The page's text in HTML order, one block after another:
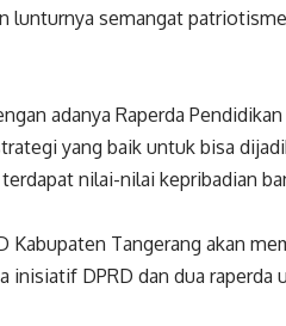
lunturnya semangat
adanya Raperda
yang baik untuk bisa
nilai-nilai kepribadian
Kabupaten Tangerang akan
inisiatif DPRD dan dua raperda